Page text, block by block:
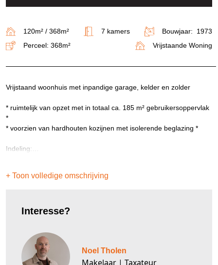
120m² / 368m² 7 kamers
Bouwjaar: 1973
Perceel: 368m²
Vrijstaande Woning
Vrijstaand woonhuis met inpandige garage, kelder en zolder
* ruimtelijk van opzet met in totaal ca. 185 m² gebruikersoppervlak
*
* voorzien van hardhouten kozijnen met isolerende beglazing *
Indeling:
Vanuit de hal te bereiken functionele provisiekelder met voldoende
Begane grond:
toegang tot de woonkamer. De woonkamer kenmerkt zich door de
ruimtelijke opzet en aangename lichtinval. De L-vorm geeft diverse
mogelijkheden voor een prettige en ruime indeling. De keuken is
+ Toon volledige omschrijving
Interesse?
Noel Tholen
Makelaar | Taxateur